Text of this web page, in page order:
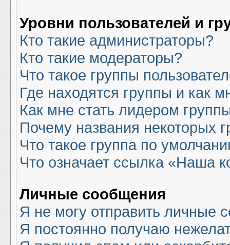
Уровни пользователей и
Кто такие администраторы?
Кто такие модераторы?
Что такое группы
Где находятся группы и как
Как мне стать лидером
Почему названия некоторых
Что такое группа по
Что означает ссылка «Наша
Личные сообщения
Я не могу отправить личные
Я постоянно получаю